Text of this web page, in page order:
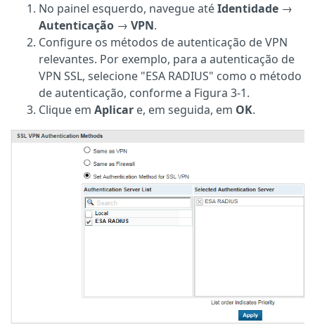
No painel esquerdo, navegue atéIdentidade →
Autenticação → VPN.
Configure os métodos de autenticação de VPN
relevantes. Por exemplo, para a autenticação de
VPN SSL, selecione "ESA RADIUS" como o método
de autenticação, conforme a Figura 3-1.
Clique em Aplicar e, em seguida, em OK.